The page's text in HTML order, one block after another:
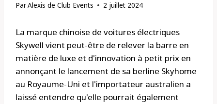
ParAlexis de Club Events 2 juillet 2024
La marque chinoise de voitures électriques
Skywell vient peut-être de relever la barre en
matière de luxe et d'innovation à petit prix en
annonçant le lancement de sa berline Skyhome
au Royaume-Uni et l'importateur australien a
laissé entendre qu'elle pourrait également